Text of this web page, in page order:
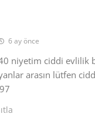
6 ay önce
niyetim ciddi evlilik
arasın lütfen